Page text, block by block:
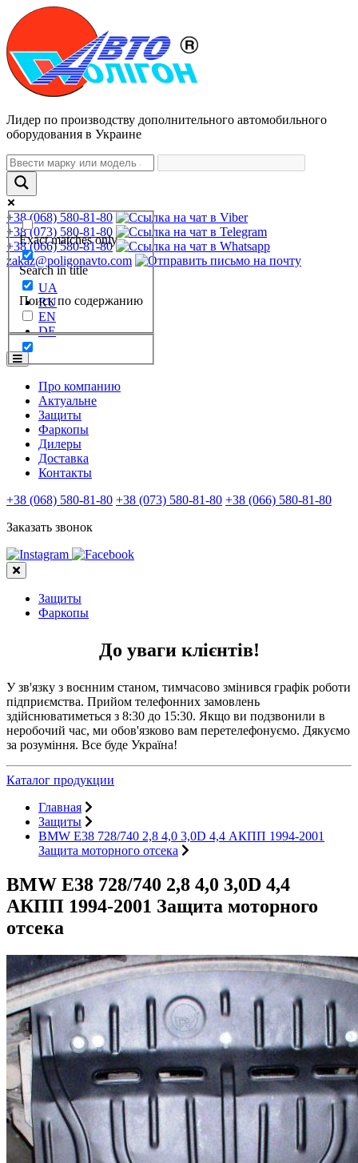
Лидер по производству дополнительного автомобильного
оборудования в Украине
Exact matches only
Search in title
Поиск по содержанию
+38 (068) 580-81-80
+38 (073) 580-81-80
+38 (066) 580-81-80
zakaz@poligonavto.com
UA
RU
EN
DE
Про компанию
Актуальне
Защиты
Фаркопы
Дилеры
Доставка
Контакты
+38 (068) 580-81-80 +38 (073) 580-81-80 +38 (066) 580-81-80
Заказать звонок
Защиты
Фаркопы
До уваги клієнтів!
У зв'язку з воєнним станом, тимчасово змінився графік роботи
підприємства. Прийом телефонних замовлень
здійснюватиметься з 8:30 до 15:30. Якщо ви подзвонили в
неробочий час, ми обов'язково вам перетелефонуємо. Дякуємо
за розуміння. Все буде Україна!
Каталог продукции
Главная
Защиты
BMW E38 728/740 2,8 4,0 3,0D 4,4 АКПП 1994-2001
Защита моторного отсека
BMW E38 728/740 2,8 4,0 3,0D 4,4
АКПП 1994-2001 Защита моторного
отсека